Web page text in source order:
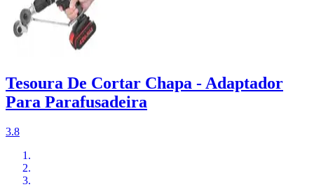
Tesoura De Cortar Chapa - Adaptador
Para Parafusadeira
3.8